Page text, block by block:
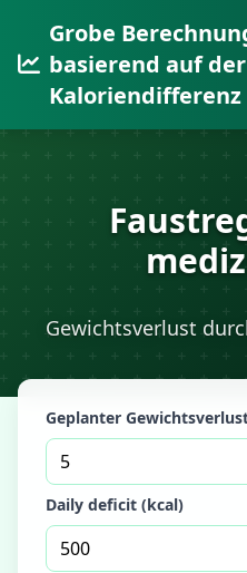
Grobe
basierend auf der
Kaloriendifferenz
Gewichtsverlust
Geplanter
Daily deficit (kcal)